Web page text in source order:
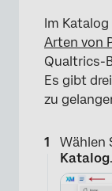
Im
Arten von
Qualtrics-
Es gibt
zu
Wählen
Katalog.